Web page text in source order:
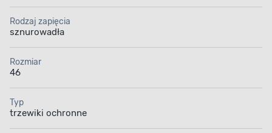
Rodzaj zapięcia
sznurowadła
Rozmiar
46
Typ
trzewiki ochronne